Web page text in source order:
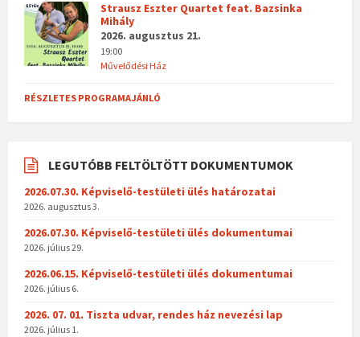
Strausz Eszter Quartet feat. Bazsinka
Mihály
2026. augusztus 21.
19:00
Művelődési Ház
RÉSZLETES PROGRAMAJÁNLÓ
LEGUTÓBB FELTÖLTÖTT DOKUMENTUMOK
2026.07.30. Képviselő-testületi ülés határozatai
2026. augusztus 3.
2026.07.30. Képviselő-testületi ülés dokumentumai
2026. július 29.
2026.06.15. Képviselő-testületi ülés dokumentumai
2026. július 6.
2026. 07. 01. Tiszta udvar, rendes ház nevezési lap
2026. július 1.